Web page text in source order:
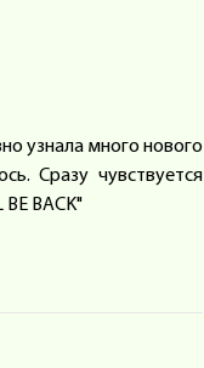
узнала много нового
Сразу чувствуется
BAСK"